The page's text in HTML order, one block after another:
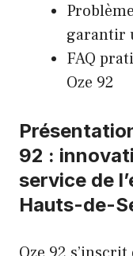
garantir
FAQ
Oze 92
92 :
service de
Hauts-de-